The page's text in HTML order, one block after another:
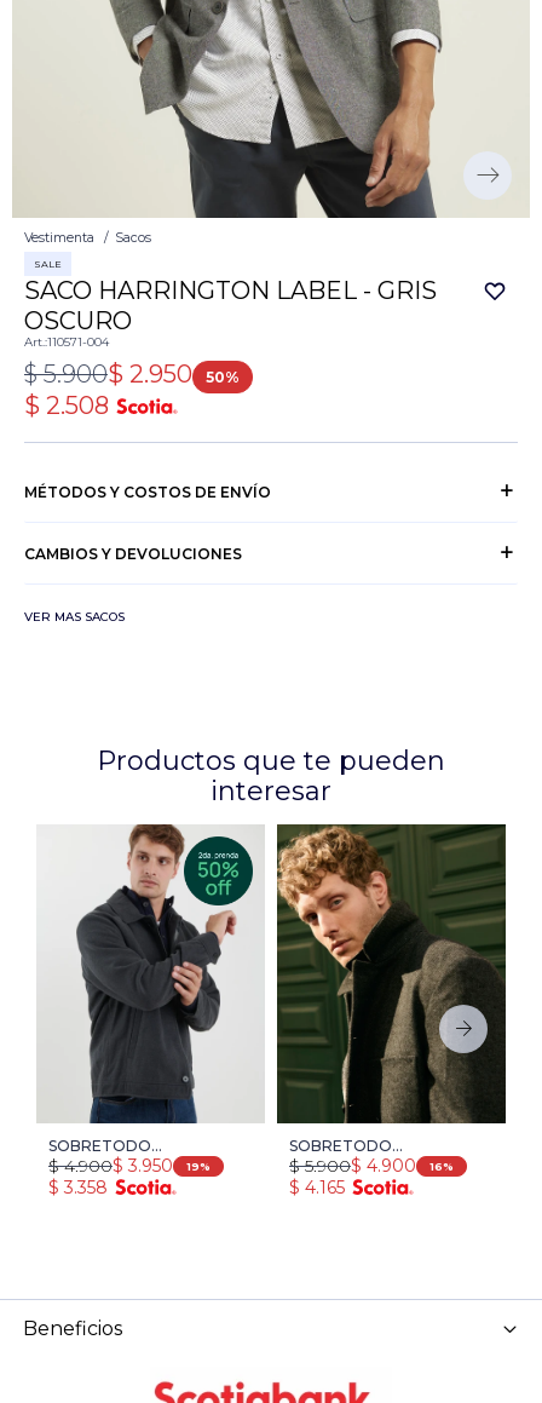
Vestimenta Sacos
SALE
SACO HARRINGTON LABEL - GRIS
OSCURO
110571-004
$ 2.950
$ 5.900 50
$ 2.508
MÉTODOS Y COSTOS DE ENVÍO
CAMBIOS Y DEVOLUCIONES
VER MAS SACOS
Productos que te pueden
interesar
SOBRETODO
HARRINGTON LABEL -
GRIS OSCURO
$ 3.950
$ 4.900 19
$ 3.358
SOBRETODO
HARRINGTON SELECT -
GRIS OSCURO
$ 4.900
$ 5.900 16
$ 4.165
Beneficios